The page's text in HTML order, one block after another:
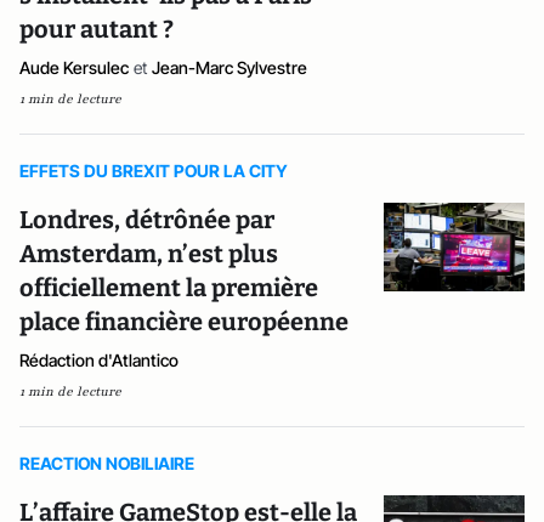
pour autant ?
Aude Kersulec et Jean-Marc Sylvestre
1 min de lecture
EFFETS DU BREXIT POUR LA CITY
Londres, détrônée par
Amsterdam, n’est plus
officiellement la première
place financière européenne
Rédaction d'Atlantico
1 min de lecture
REACTION NOBILIAIRE
L’affaire GameStop est-elle la